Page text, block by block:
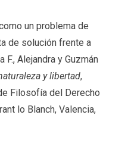
un problema de
de solución frente a
F., Alejandra y Guzmán
y libertad,
Filosofía del Derecho
lo Blanch, Valencia,